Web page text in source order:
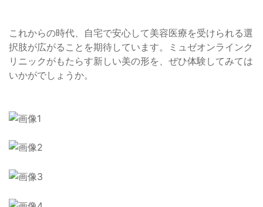
これからの時代、自宅で安心して美容医療を受けられる選
択肢が広がることを期待しています。ミュゼオンラインク
リニックがもたらす新しい美の形を、ぜひ体験してみては
いかがでしょうか。